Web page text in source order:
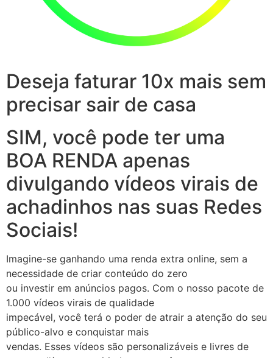
Deseja faturar 10x mais sem
precisar sair de casa
SIM, você pode ter uma
BOA RENDA apenas
divulgando vídeos virais de
achadinhos nas suas Redes
Sociais!
Imagine-se ganhando uma renda extra online, sem a
necessidade de criar conteúdo do zero
ou investir em anúncios pagos. Com o nosso pacote de
1.000 vídeos virais de qualidade
impecável, você terá o poder de atrair a atenção do seu
público-alvo e conquistar mais
vendas. Esses vídeos são personalizáveis e livres de